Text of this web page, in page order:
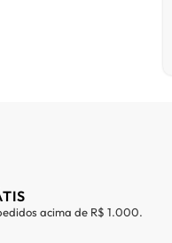
acima de R$ 1.000.